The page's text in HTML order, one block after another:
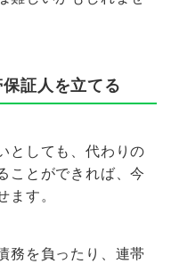
証人を立てる
としても、代わりの
ことができれば、今
す。
務を負ったり、連帯